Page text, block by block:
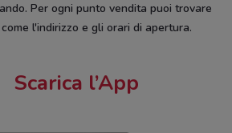
Per ogni punto vendita puoi trovare
l'indirizzo e gli orari di apertura.
Scarica l’App